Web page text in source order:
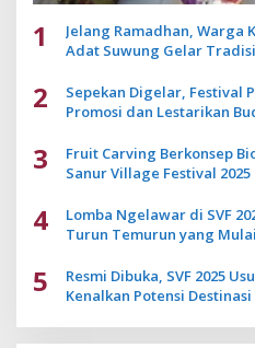
1
Jelang Ramadhan, Warga
Adat Suwung Gelar
2
Sepekan Digelar, Festival
Promosi dan Lestarikan
3
Fruit Carving Berkonsep
Sanur Village Festival 2025
4
Lomba Ngelawar di SVF
Turun Temurun yang
5
Resmi Dibuka, SVF 2025
Kenalkan Potensi